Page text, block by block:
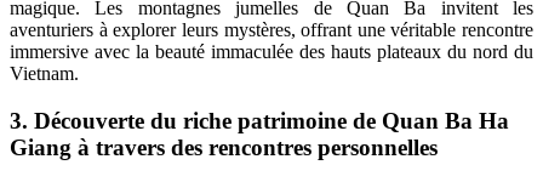
magique. Les montagnes jumelles de Quan Ba ​​​​invitent les
aventuriers à explorer leurs mystères, offrant une véritable rencontre
immersive avec la beauté immaculée des hauts plateaux du nord du
Vietnam.
3. Découverte du riche patrimoine de Quan Ba Ha
Giang à travers des rencontres personnelles